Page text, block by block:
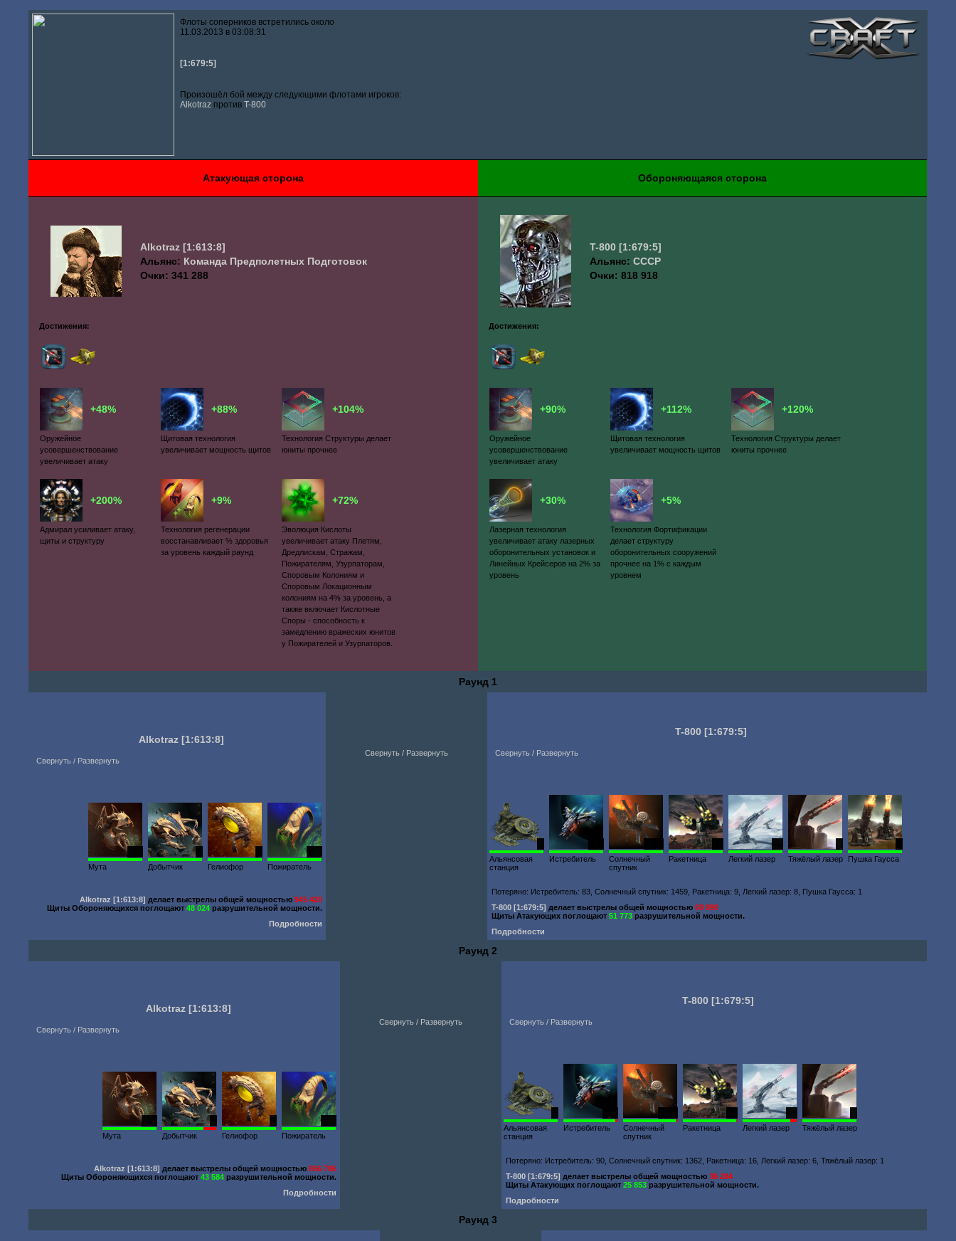
Флоты соперников встретились около
11.03.2013 в 03:08:31
[1:679:5]
Произошёл бой между следующими флотами игроков:
Alkotraz противT-800
Атакующая сторона Обороняющаяся сторона
Alkotraz [1:613:8]
Альянс: Команда Предполетных Подготовок
Очки: 341 288
Достижения:
+48%
Оружейное
усовершенствование
увеличивает атаку
+88%
Щитовая технология
увеличивает мощность щитов
+104%
Технология Структуры делает
юниты прочнее
+200%
Адмирал усиливает атаку,
щиты и структуру
+9%
Технология регенерации
восстанавливает % здоровья
за уровень каждый раунд
+72%
Эволюция Кислоты
увеличивает атаку Плетям,
Дредлискам, Стражам,
Пожирателям, Узурпаторам,
Споровым Колониям и
Споровым Локационным
колониям на 4% за уровень, а
также включает Кислотные
Споры - способность к
замедлению вражеских юнитов
у Пожирателей и Узурпаторов.
T-800 [1:679:5]
Альянс:CCCP
Очки: 818 918
Достижения:
+90%
Оружейное
усовершенствование
увеличивает атаку
+112%
Щитовая технология
увеличивает мощность щитов
+120%
Технология Структуры делает
юниты прочнее
+30%
Лазерная технология
увеличивает атаку лазерных
оборонительных установок и
Линейных Крейсеров на 2% за
уровень
+5%
Технология Фортификации
делает структуру
оборонительных сооружений
прочнее на 1% с каждым
уровнем
Раунд 1
Alkotraz [1:613:8]
Свернуть / Развернуть
Мута
Добытчик
Гелиофор
Пожиратель
Alkotraz [1:613:8] делает выстрелы общей мощностью945 420
Щиты Обороняющихся поглощают48 024 разрушительной мощности.
Подробности
Свернуть / Развернуть
T-800 [1:679:5]
Свернуть / Развернуть
Альянсовая
станция
Истребитель
Солнечный
спутник
Ракетница
Легкий лазер
Тяжёлый лазер
Пушка Гаусса
Потеряно: Истребитель: 83, Солнечный спутник: 1459, Ракетница: 9, Легкий лазер: 8, Пушка Гаусса: 1
T-800 [1:679:5] делает выстрелы общей мощностью60 890
Щиты Атакующих поглощают51 773 разрушительной мощности.
Подробности
Раунд 2
Alkotraz [1:613:8]
Свернуть / Развернуть
Мута
Добытчик
Гелиофор
Пожиратель
Alkotraz [1:613:8] делает выстрелы общей мощностью866 786
Щиты Обороняющихся поглощают43 584 разрушительной мощности.
Подробности
Свернуть / Развернуть
T-800 [1:679:5]
Свернуть / Развернуть
Альянсовая
станция
Истребитель
Солнечный
спутник
Ракетница
Легкий лазер
Тяжёлый лазер
Потеряно: Истребитель: 90, Солнечный спутник: 1362, Ракетница: 16, Легкий лазер: 6, Тяжёлый лазер: 1
T-800 [1:679:5] делает выстрелы общей мощностью36 284
Щиты Атакующих поглощают25 853 разрушительной мощности.
Подробности
Раунд 3